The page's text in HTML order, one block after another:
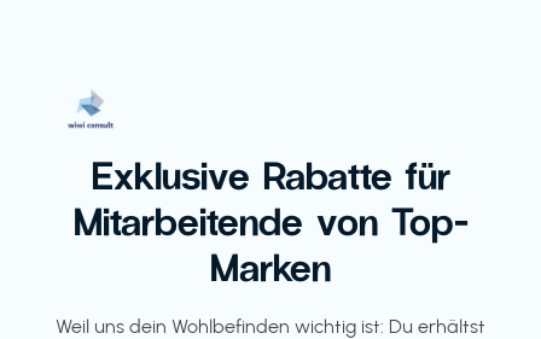
Exklusive Rabatte für
Mitarbeitende von Top-
Marken
Weil uns dein Wohlbefinden wichtig ist: Du erhältst